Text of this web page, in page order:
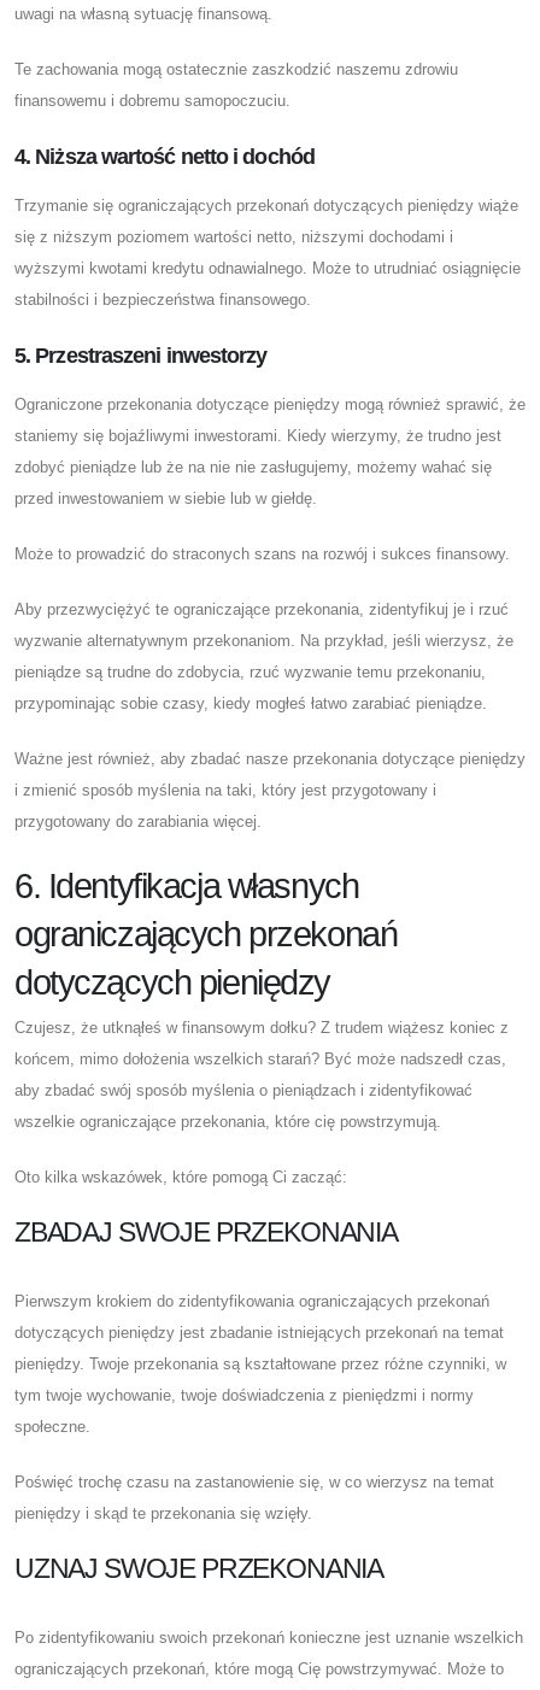
uwagi na własną sytuację finansową.
Te zachowania mogą ostatecznie zaszkodzić naszemu zdrowiu
finansowemu i dobremu samopoczuciu.
4. Niższa wartość netto i dochód
Trzymanie się ograniczających przekonań dotyczących pieniędzy wiąże
się z niższym poziomem wartości netto, niższymi dochodami i
wyższymi kwotami kredytu odnawialnego. Może to utrudniać osiągnięcie
stabilności i bezpieczeństwa finansowego.
5. Przestraszeni inwestorzy
Ograniczone przekonania dotyczące pieniędzy mogą również sprawić, że
staniemy się bojaźliwymi inwestorami. Kiedy wierzymy, że trudno jest
zdobyć pieniądze lub że na nie nie zasługujemy, możemy wahać się
przed inwestowaniem w siebie lub w giełdę.
Może to prowadzić do straconych szans na rozwój i sukces finansowy.
Aby przezwyciężyć te ograniczające przekonania, zidentyfikuj je i rzuć
wyzwanie alternatywnym przekonaniom. Na przykład, jeśli wierzysz, że
pieniądze są trudne do zdobycia, rzuć wyzwanie temu przekonaniu,
przypominając sobie czasy, kiedy mogłeś łatwo zarabiać pieniądze.
Ważne jest również, aby zbadać nasze przekonania dotyczące pieniędzy
i zmienić sposób myślenia na taki, który jest przygotowany i
przygotowany do zarabiania więcej.
6. Identyfikacja własnych
ograniczających przekonań
dotyczących pieniędzy
Czujesz, że utknąłeś w finansowym dołku? Z trudem wiążesz koniec z
końcem, mimo dołożenia wszelkich starań? Być może nadszedł czas,
aby zbadać swój sposób myślenia o pieniądzach i zidentyfikować
wszelkie ograniczające przekonania, które cię powstrzymują.
Oto kilka wskazówek, które pomogą Ci zacząć:
ZBADAJ SWOJE PRZEKONANIA
Pierwszym krokiem do zidentyfikowania ograniczających przekonań
dotyczących pieniędzy jest zbadanie istniejących przekonań na temat
pieniędzy. Twoje przekonania są kształtowane przez różne czynniki, w
tym twoje wychowanie, twoje doświadczenia z pieniędzmi i normy
społeczne.
Poświęć trochę czasu na zastanowienie się, w co wierzysz na temat
pieniędzy i skąd te przekonania się wzięły.
UZNAJ SWOJE PRZEKONANIA
Po zidentyfikowaniu swoich przekonań konieczne jest uznanie wszelkich
ograniczających przekonań, które mogą Cię powstrzymywać. Może to